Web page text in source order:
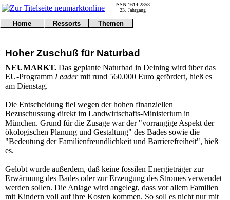
Hoher Zuschuß für Naturbad
NEUMARKT. Das geplante Naturbad in Deining wird über das
EU-Programm Leadermit rund 560.000 Euro gefördert, hieß es
am Dienstag.
Die Entscheidung fiel wegen der hohen finanziellen
Bezuschussung direkt im Landwirtschafts-Ministerium in
München. Grund für die Zusage war der "vorrangige Aspekt der
ökologischen Planung und Gestaltung" des Bades sowie die
"Bedeutung der Familienfreundlichkeit und Barrierefreiheit", hieß
es.
Gelobt wurde außerdem, daß keine fossilen Energieträger zur
Erwärmung des Bades oder zur Erzeugung des Stromes verwendet
werden sollen. Die Anlage wird angelegt, dass vor allem Familien
mit Kindern voll auf ihre Kosten kommen. So soll es nicht nur mit
ISSN 1614-2853
23. Jahrgang
Home
Notfall
Impressum
Ressorts
Wirtschaft
Sport
Polizei
Themen
Gericht
Online
Gesundheit
Statistiken
@NM
Freizeit
Leute
Tiere
Eilmeldungen